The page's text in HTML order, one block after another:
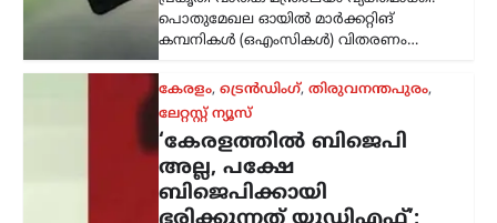
അധികാരത്തിലില്ലെങ്കിലും വി.ഡി.
സതീശന്റെ നേതൃത്വത്തിലുള്ള യുഡിഎഫ്
സർക്കാർ ബിജെപിയുടെ രാഷ്ട്രീയ
അജണ്ടകൾ നടപ്പാക്കുകയാണെന്ന്
സിപിഐഎം സംസ്ഥാന സെക്രട്ടറി
എം.വി. ഗോവിന്ദൻ മാസ്റ്റർ ആരോപിച്ചു.
നരേന്ദ്ര…
ട്രെൻഡിംഗ് ,ദേശീയം,രാഷ്ട്രീയം
പ്രധാനമന്ത്രിക്ക്